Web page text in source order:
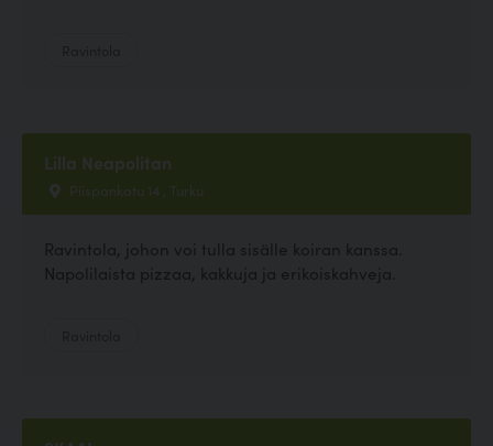
Lilla Neapolitan
Piispankatu 14 , Turku
Ravintola, johon voi tulla sisälle koiran kanssa.
Napolilaista pizzaa, kakkuja ja erikoiskahveja.